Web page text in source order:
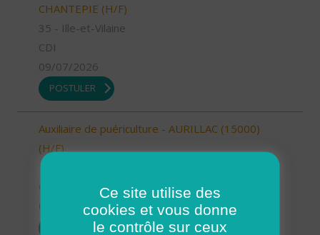
CHANTEPIE (H/F)
35 - Ille-et-Vilaine
CDI
09/07/2026
POSTULER
Auxiliaire de puériculture - AURILLAC (15000)
(H/F)
15 - Cantal
09/07/2026
Ce site utilise des
cookies et vous donne
le contrôle sur ceux